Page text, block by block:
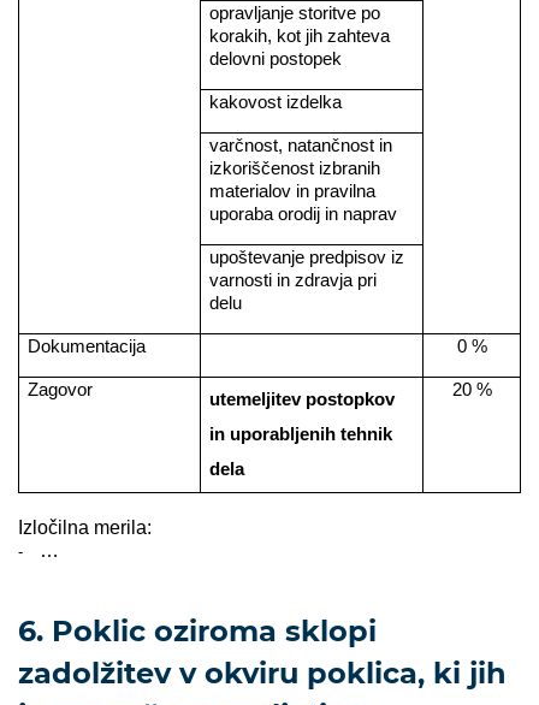
opravljanje storitve po
korakih, kot jih zahteva
delovni postopek
kakovost izdelka
varčnost, natančnost in
izkoriščenost izbranih
materialov in pravilna
uporaba orodij in naprav
upoštevanje predpisov iz
varnosti in zdravja pri
delu
Dokumentacija 0 %
Zagovor
utemeljitev postopkov
in uporabljenih tehnik
dela
20 %
Izločilna merila:
- …
6. Poklic oziroma sklopi
zadolžitev v okviru poklica, ki jih